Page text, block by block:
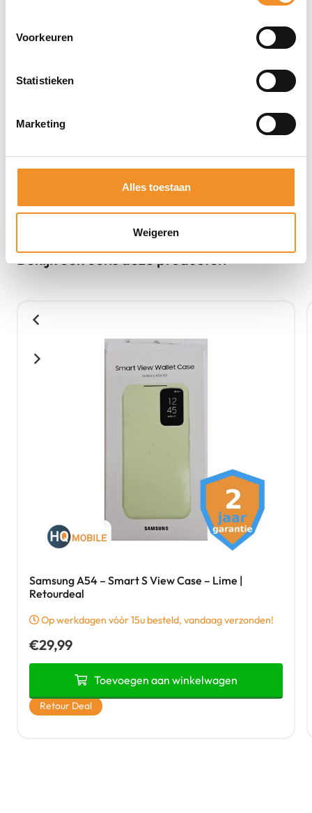
Voorkeuren
Statistieken
Marketing
Alles toestaan
Weigeren
Bekijk ook eens deze producten
Samsung A54 – Smart S View Case – Lime |
Retourdeal
Op werkdagen vóór 15u besteld, vandaag verzonden!
€29,99
Toevoegen aan winkelwagen
Retour Deal